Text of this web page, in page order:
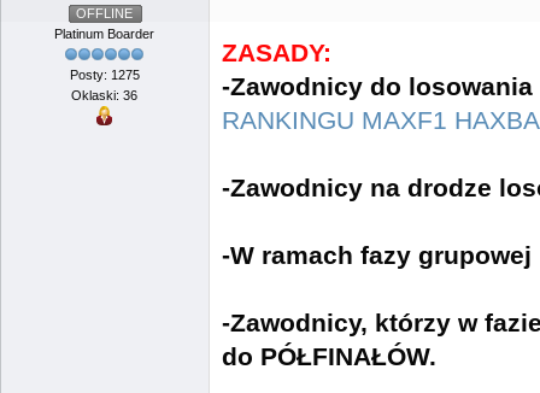
OFFLINE
Platinum Boarder
Posty: 1275
Oklaski: 36
ZASADY:
-Zawodnicy do
RANKINGU MAXF1
-Zawodnicy na drodze
-W ramach fazy
-Zawodnicy, którzy w
do PÓŁFINAŁÓW.